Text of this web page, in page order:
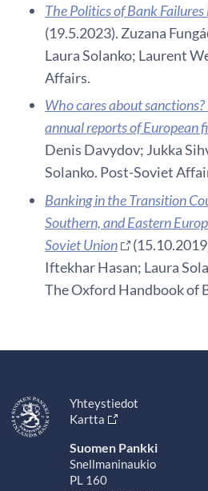
The Politics of Bank Failures
(19.5.2023). Zuzana
Laura Solanko; Laurent
Affairs.
Who cares about
annual reports of European
Denis Davydov; Jukka
Solanko. Post-Soviet
Banking in the Transition
Southern, and Eastern
Soviet Union
Iftekhar Hasan; Laura
The Oxford Handbook of
Yhteystiedot
Kartta
Suomen Pankki
Snellmaninaukio
PL 160